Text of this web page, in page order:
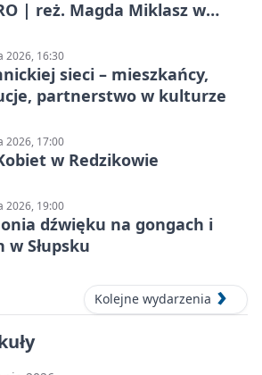
| reż. Magda Miklasz w
2026, 16:30
sieci – mieszkańcy,
partnerstwo w kulturze
2026, 17:00
w Redzikowie
2026, 19:00
dźwięku na gongach i
w Słupsku
Kolejne wydarzenia